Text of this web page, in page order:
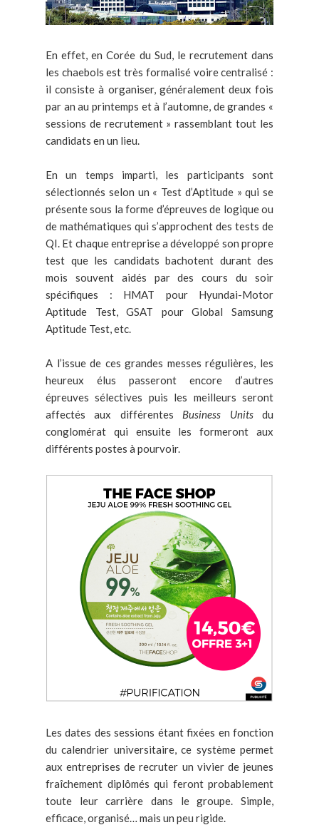
En effet, en Corée du Sud, le recrutement dans
les chaebols est très formalisé voire centralisé :
il consiste à organiser, généralement deux fois
par an au printemps et à l’automne, de grandes «
sessions de recrutement » rassemblant tout les
candidats en un lieu.
En un temps imparti, les participants sont
sélectionnés selon un « Test d’Aptitude » qui se
présente sous la forme d’épreuves de logique ou
de mathématiques qui s’approchent des tests de
QI. Et chaque entreprise a développé son propre
test que les candidats bachotent durant des
mois souvent aidés par des cours du soir
spécifiques : HMAT pour Hyundai-Motor
Aptitude Test, GSAT pour Global Samsung
Aptitude Test, etc.
A l’issue de ces grandes messes régulières, les
heureux élus passeront encore d’autres
épreuves sélectives puis les meilleurs seront
affectés aux différentes Business Unitsdu
conglomérat qui ensuite les formeront aux
différents postes à pourvoir.
Les dates des sessions étant fixées en fonction
du calendrier universitaire, ce système permet
aux entreprises de recruter un vivier de jeunes
fraîchement diplômés qui feront probablement
toute leur carrière dans le groupe. Simple,
efficace, organisé… mais un peu rigide.